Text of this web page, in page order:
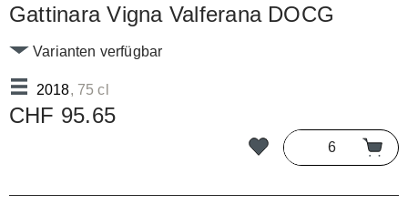
Gattinara Vigna Valferana DOCG
2018, 75 cl
Varianten verfügbar
CHF 95.65